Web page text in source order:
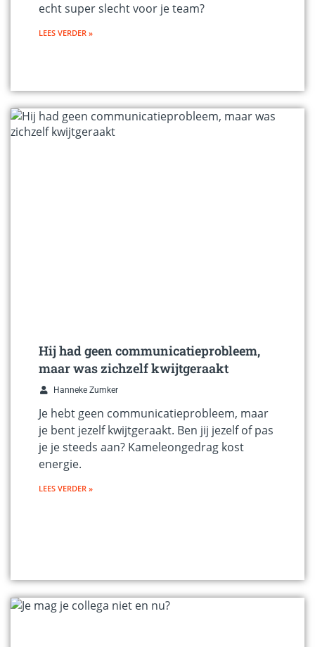
echt super slecht voor je team?
LEES VERDER »
Hij had geen communicatieprobleem,
maar was zichzelf kwijtgeraakt
Hanneke Zumker
Je hebt geen communicatieprobleem, maar
je bent jezelf kwijtgeraakt. Ben jij jezelf of pas
je je steeds aan? Kameleongedrag kost
energie.
LEES VERDER »